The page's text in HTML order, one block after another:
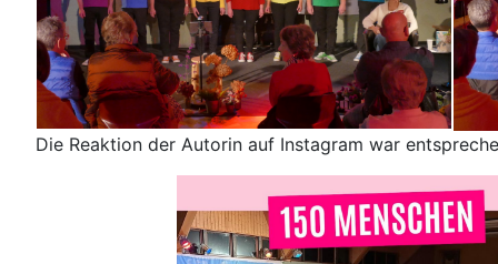
Die Reaktion der Autorin auf Instagram war